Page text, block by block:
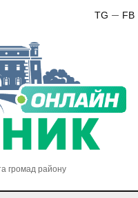
FB
TG
громад району